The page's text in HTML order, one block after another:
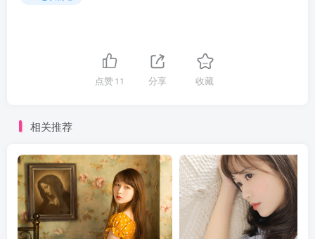
点赞11 分享 收藏
相关推荐